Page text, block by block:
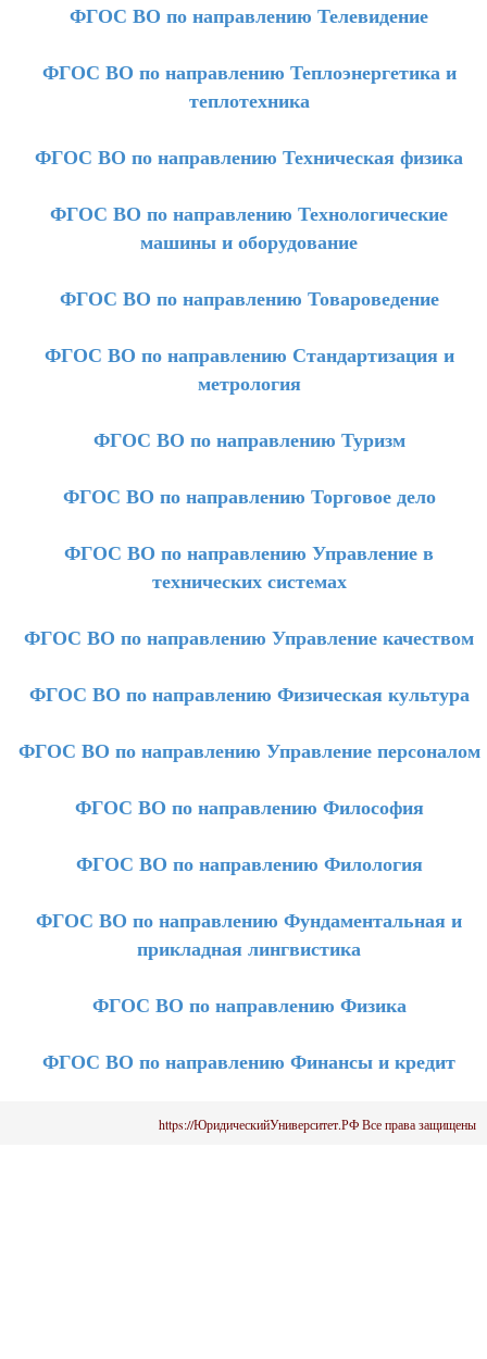
ФГОС ВО по направлению Телевидение
ФГОС ВО по направлению Теплоэнергетика и
теплотехника
ФГОС ВО по направлению Техническая физика
ФГОС ВО по направлению Технологические
машины и оборудование
ФГОС ВО по направлению Товароведение
ФГОС ВО по направлению Стандартизация и
метрология
ФГОС ВО по направлению Туризм
ФГОС ВО по направлению Торговое дело
ФГОС ВО по направлению Управление в
технических системах
ФГОС ВО по направлению Управление качеством
ФГОС ВО по направлению Физическая культура
ФГОС ВО по направлению Управление персоналом
ФГОС ВО по направлению Философия
ФГОС ВО по направлению Филология
ФГОС ВО по направлению Фундаментальная и
прикладная лингвистика
ФГОС ВО по направлению Физика
ФГОС ВО по направлению Финансы и кредит
https://ЮридическийУниверситет.РФ Все права защищены